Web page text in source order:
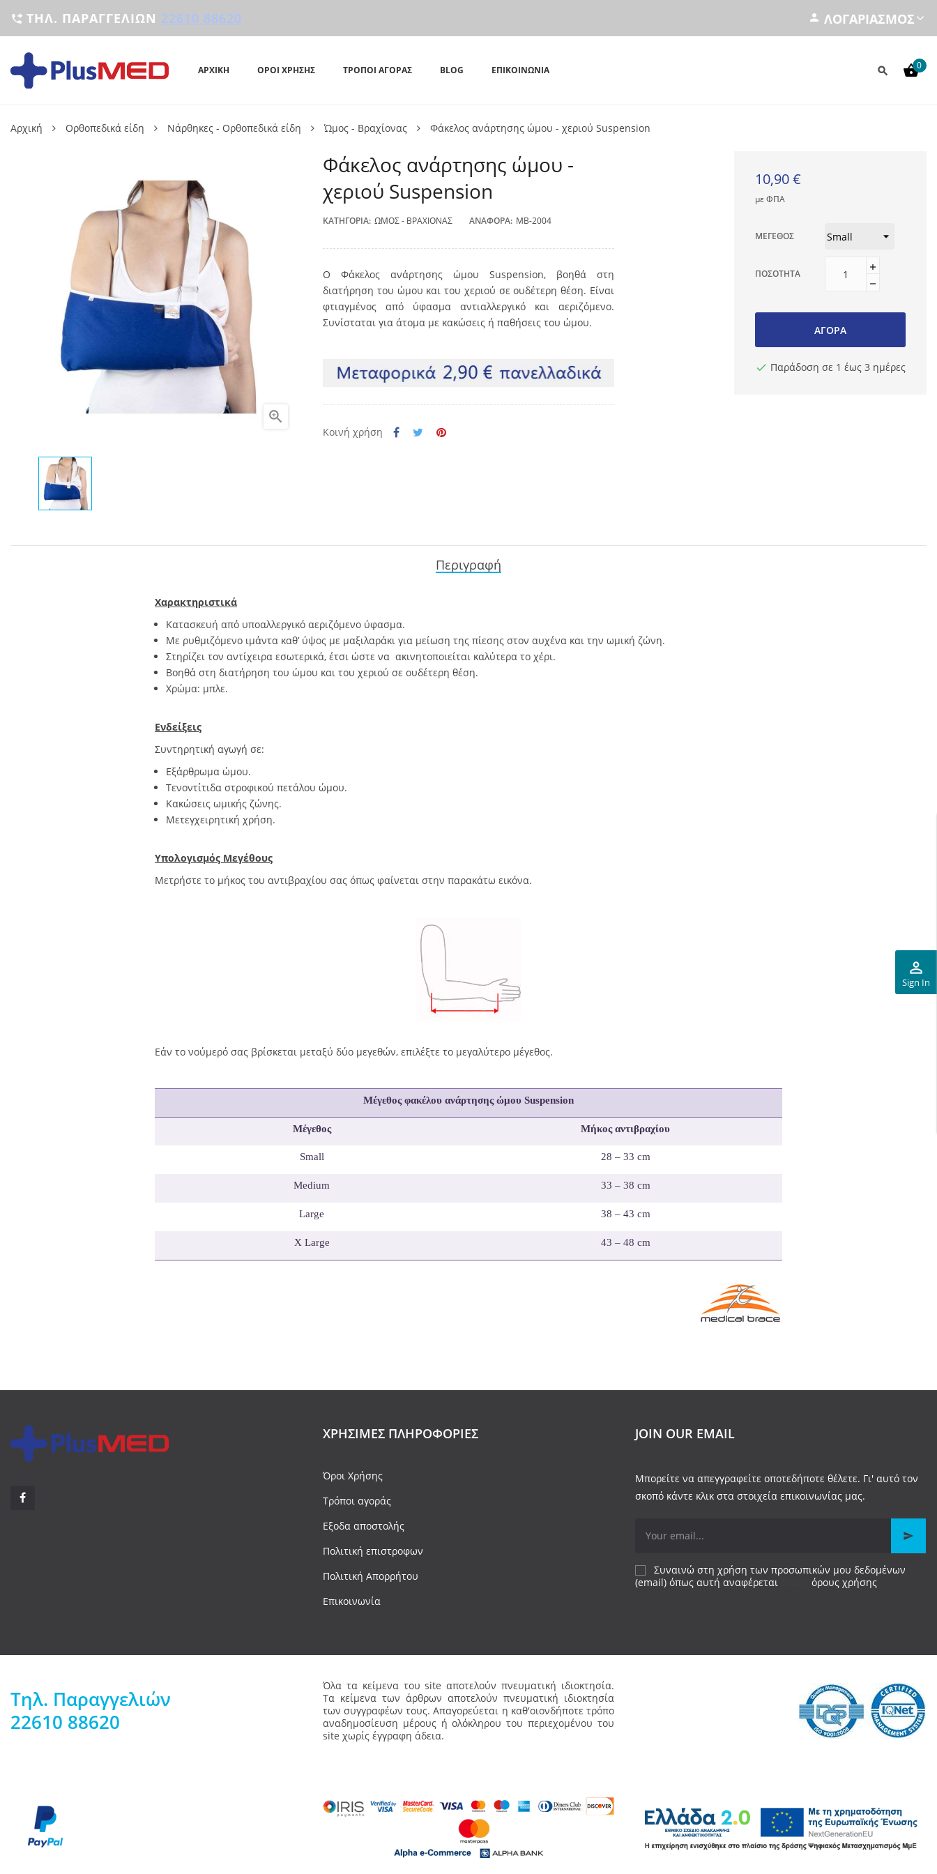
 ΤΗΛ. ΠΑΡΑΓΓΕΛΙΏΝ 22610 88620 ΛΟΓΑΡΙΑΣΜΌΣ
ΑΡΧΙΚΉ ΌΡΟΙ ΧΡΉΣΗΣ ΤΡΌΠΟΙ ΑΓΟΡΆΣ BLOG ΕΠΙΚΟΙΝΩΝΊΑ 0
perm_identity
Sign In
Αρχική Ορθοπεδικά είδη Νάρθηκες - Ορθοπεδικά είδη Ώμος - Βραχίονας Φάκελος ανάρτησης ώμου - χεριού Suspension

Φάκελος ανάρτησης ώμου -
χεριού Suspension
ΚΑΤΗΓΟΡΊΑ: ΏΜΟΣ - ΒΡΑΧΊΟΝΑΣ ΑΝΑΦΟΡΆ: MB-2004
Ο Φάκελος ανάρτησης ώμου Suspension, βοηθά στη
διατήρηση του ώμου και του χεριού σε ουδέτερη θέση. Είναι
φτιαγμένος από ύφασμα αντιαλλεργικό και αεριζόμενο.
Συνίσταται για άτομα με κακώσεις ή παθήσεις του ώμου.
Κοινή χρήση
10,90 €
με ΦΠΑ
ΜΈΓΕΘΟΣ
ΠΟΣΌΤΗΤΑ
ΑΓΟΡΆ
Παράδοση σε 1 έως 3 ημέρες
Περιγραφή
Χαρακτηριστικά
Κατασκευή από υποαλλεργικό αεριζόμενο ύφασμα.
Με ρυθμιζόμενο ιμάντα καθ’ ύψος με μαξιλαράκι για μείωση της πίεσης στον αυχένα και την ωμική ζώνη.
Στηρίζει τον αντίχειρα εσωτερικά, έτσι ώστε να ακινητοποιείται καλύτερα το χέρι.
Βοηθά στη διατήρηση του ώμου και του χεριού σε ουδέτερη θέση.
Χρώμα: μπλε.
Ενδείξεις
Συντηρητική αγωγή σε:
Εξάρθρωμα ώμου.
Τενοντίτιδα στροφικού πετάλου ώμου.
Κακώσεις ωμικής ζώνης.
Μετεγχειρητική χρήση.
Υπολογισμός Μεγέθους
Μετρήστε το μήκος του αντιβραχίου σας όπως φαίνεται στην παρακάτω εικόνα.
Εάν το νούμερό σας βρίσκεται μεταξύ δύο μεγεθών, επιλέξτε το μεγαλύτερο μέγεθος.
Μέγεθος φακέλου ανάρτησης ώμου Suspension
Μέγεθος Μήκος αντιβραχίου
Small 28 – 33 cm
Medium 33 – 38 cm
Large 38 – 43 cm
X Large 43 – 48 cm
ΧΡΉΣΙΜΕΣ ΠΛΗΡΟΦΟΡΊΕΣ
Όροι Χρήσης
Τρόποι αγοράς
Εξοδα αποστολής
Πολιτική επιστροφων
Πολιτική Απορρήτου
Επικοινωνία
JOIN OUR EMAIL
Μπορείτε να απεγγραφείτε οποτεδήποτε θέλετε. Γι' αυτό τον
σκοπό κάντε κλικ στα στοιχεία επικοινωνίας μας.
Συναινώ στη χρήση των προσωπικών μου δεδομένων
(email) όπως αυτή αναφέρεται
όρους χρήσης
Τηλ. Παραγγελιών
22610 88620
Όλα τα κείμενα του site αποτελούν πνευματική ιδιοκτησία.
Τα κείμενα των άρθρων αποτελούν πνευματική ιδιοκτησία
των συγγραφέων τους. Απαγορεύεται η καθ'οιονδήποτε τρόπο
αναδημοσίευση μέρους ή ολόκληρου του περιεχομένου του
site χωρίς έγγραφη άδεια.